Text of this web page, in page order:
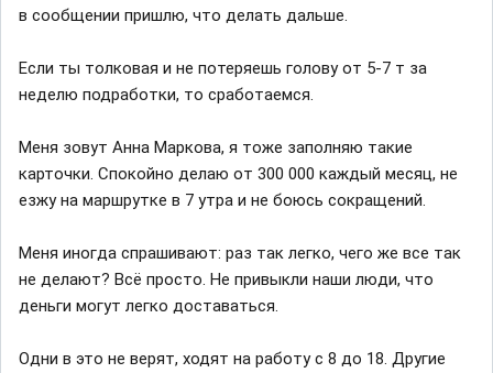
в сообщении пришлю, что делать дальше.
Если ты толковая и не потеряешь голову от 5-7 т за
неделю подработки, то сработаемся.
Меня зовут Анна Маркова, я тоже заполняю такие
карточки. Спокойно делаю от 300 000 каждый месяц, не
езжу на маршрутке в 7 утра и не боюсь сокращений.
Меня иногда спрашивают: раз так легко, чего же все так
не делают? Всё просто. Не привыкли наши люди, что
деньги могут легко доставаться.
Одни в это не верят, ходят на работу с 8 до 18. Другие